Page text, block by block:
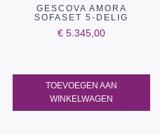
GESCOVA AMORA
SOFASET 5-DELIG
€ 5.345,00
TOEVOEGEN AAN
WINKELWAGEN